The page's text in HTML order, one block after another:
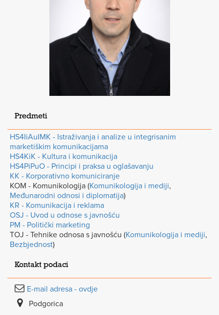
Predmeti
HS4IiAuIMK - Istraživanja i analize u integrisanim
marketiškim komunikacijama
HS4KiK - Kultura i komunikacija
HS4PiPuO - Principi i praksa u oglašavanju
KK - Korporativno komuniciranje
KOM - Komunikologija (Komunikologija i mediji,
Međunarodni odnosi i diplomatija)
KR - Komunikacija i reklama
OSJ - Uvod u odnose s javnošću
PM - Politički marketing
TOJ - Tehnike odnosa s javnošću (Komunikologija i mediji,
Bezbjednost)
Kontakt podaci
E-mail adresa - ovdje
Podgorica